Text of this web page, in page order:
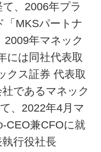
、2006年プラ
「MKSパートナ
2009年マネック
には同社代表取
クス証券 代表取
であるマネック
、2022年4月マ
CEO兼CFOに就
行役社長